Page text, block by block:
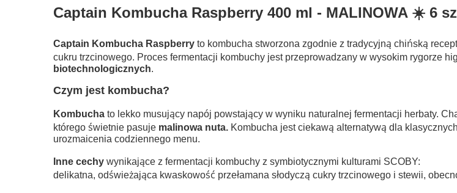
Captain Kombucha Raspberry 400 ml - MALINOWA ☀️ 6
Captain Kombucha Raspberry to kombucha stworzona zgodnie z tradycyjną chińską
cukru trzcinowego. Proces fermentacji kombuchy jest przeprowadzany w wysokim rygorze
biotechnologicznych.
Czym jest kombucha?
Kombucha to lekko musujący napój powstający w wyniku naturalnej fermentacji herbaty.
którego świetnie pasuje malinowa nuta. Kombucha jest ciekawą alternatywą dla
urozmaicenia codziennego menu.
Inne cechy wynikające z fermentacji kombuchy z symbiotycznymi kulturami SCOBY:
delikatna, odświeżająca kwaskowość przełamana słodyczą cukry trzcinowego i stewii,